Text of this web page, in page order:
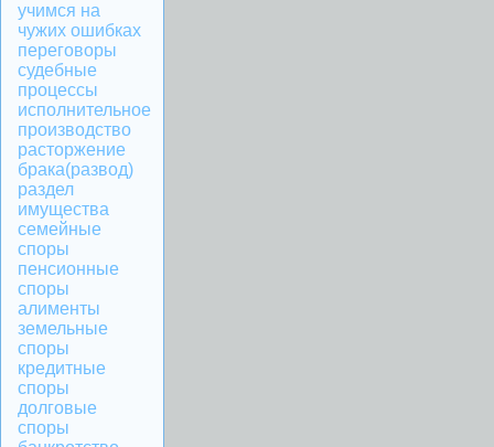
учимся на
чужих ошибках
переговоры
судебные
процессы
исполнительное
производство
расторжение
брака(развод)
раздел
имущества
семейные
споры
пенсионные
споры
алименты
земельные
споры
кредитные
споры
долговые
споры